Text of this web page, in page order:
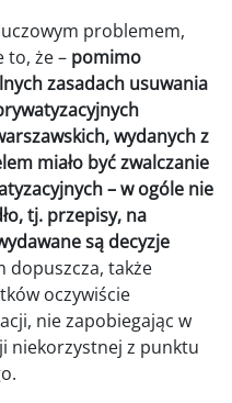
problemem,
to, że – pomimo
zasadach usuwania
wydanych z
miało być zwalczanie
– w ogóle nie
tj. przepisy, na
są decyzje
dopuszcza, także
oczywiście
nie zapobiegając w
niekorzystnej z punktu